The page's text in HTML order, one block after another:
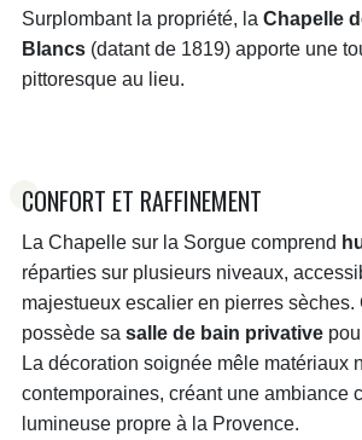
Surplombant la propriété, la Chapelle
Blancs(datant de 1819) apporte une
pittoresque au lieu.
CONFORT ET RAFFINEMENT
La Chapelle sur la Sorgue comprend
réparties sur plusieurs niveaux,
majestueux escalier en pierres sèches.
possède sa salle de bain privative
La décoration soignée mêle matériaux
contemporaines, créant une ambiance
lumineuse propre à la Provence.